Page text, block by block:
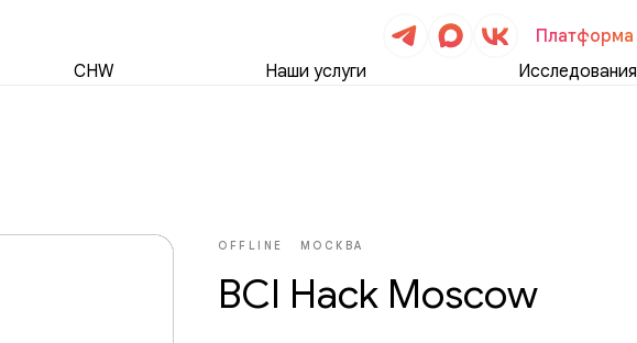
Платформа
CHW Наши услуги Исследования
OFFLINE МОСКВА
BCI Hack Moscow